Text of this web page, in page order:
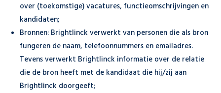
over (toekomstige) vacatures, functieomschrijvingen en
kandidaten;
Bronnen: Brightlinck verwerkt van personen die als bron
fungeren de naam, telefoonnummers en emailadres.
Tevens verwerkt Brightlinck informatie over de relatie
die de bron heeft met de kandidaat die hij/zij aan
Brightlinck doorgeeft;